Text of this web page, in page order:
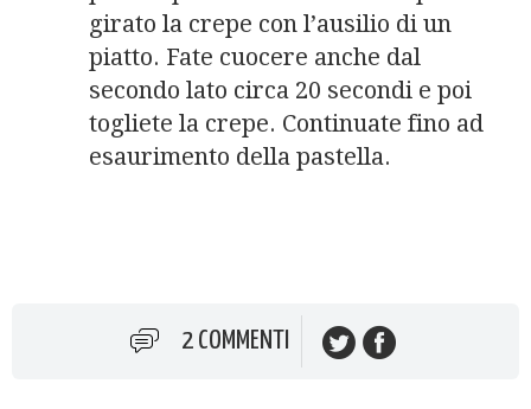
girato la crepe con l’ausilio di un
piatto. Fate cuocere anche dal
secondo lato circa 20 secondi e poi
togliete la crepe. Continuate fino ad
esaurimento della pastella.
2 COMMENTI